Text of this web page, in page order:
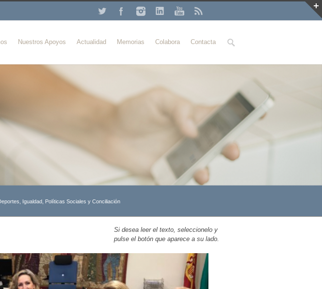
Buscar
Nuestros Apoyos Actualidad Memorias Colabora Contacta
Igualdad, Políticas Sociales y Conciliación
Si desea leer el texto, seleccionelo y
pulse el botón que aparece a su lado.